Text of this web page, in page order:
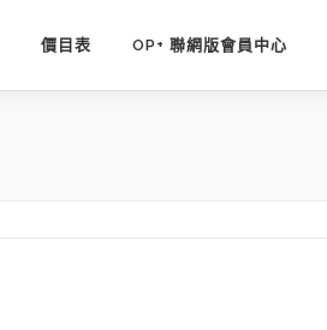
價目表 OP+ 聯網版會員中心